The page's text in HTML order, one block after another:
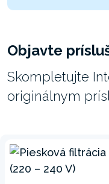
Objavte
Skompletujte
originálnym